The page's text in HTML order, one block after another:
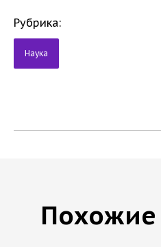
Рубрика:
Наука
Похожие